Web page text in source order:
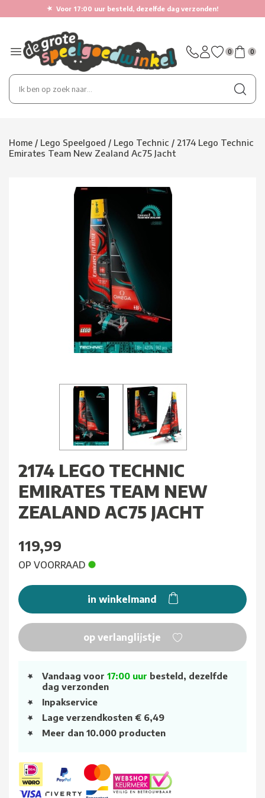
★ Voor 17:00 uur besteld, dezelfde dag verzonden!
0 0
Home / Lego Speelgoed / Lego Technic / 2174 Lego Technic
Emirates Team New Zealand Ac75 Jacht
2174 LEGO TECHNIC
EMIRATES TEAM NEW
ZEALAND AC75 JACHT
119,99
OP VOORRAAD
in winkelmand
op verlanglijstje
Vandaag voor 17:00 uur besteld, dezelfde
dag verzonden
Inpakservice
Lage verzendkosten € 6,49
Meer dan 10.000 producten